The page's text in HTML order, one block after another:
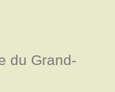
du Grand-